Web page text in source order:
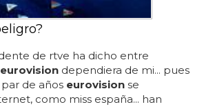
de rtve ha dicho entre
eurovision dependiera de mi... pues
de años eurovision se
como miss españa... han